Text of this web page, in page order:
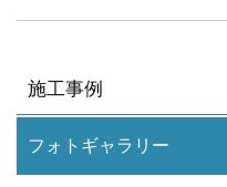
施工事例
フォトギャラリー